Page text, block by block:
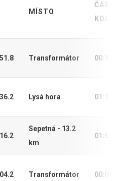
MÍSTO
ČAS
KOLA
Transformátor
Lysá hora
Sepetná - 13.2
km
Transformátor